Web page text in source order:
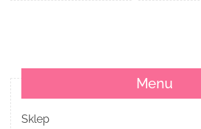
Menu
Sklep